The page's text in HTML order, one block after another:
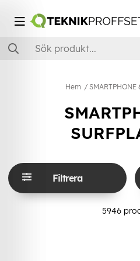
Hem SMARTPHONE
Filtrera
5946